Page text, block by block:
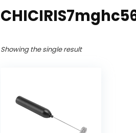
Showing the single result